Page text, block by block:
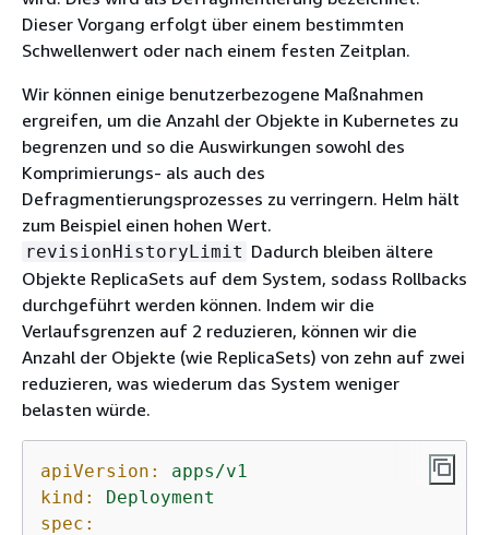
Dieser Vorgang erfolgt über einem bestimmten
Schwellenwert oder nach einem festen Zeitplan.
Wir können einige benutzerbezogene Maßnahmen
ergreifen, um die Anzahl der Objekte in Kubernetes zu
begrenzen und so die Auswirkungen sowohl des
Komprimierungs- als auch des
Defragmentierungsprozesses zu verringern. Helm hält
zum Beispiel einen hohen Wert.
revisionHistoryLimit Dadurch bleiben ältere
Objekte ReplicaSets auf dem System, sodass Rollbacks
durchgeführt werden können. Indem wir die
Verlaufsgrenzen auf 2 reduzieren, können wir die
Anzahl der Objekte (wie ReplicaSets) von zehn auf zwei
reduzieren, was wiederum das System weniger
belasten würde.
apiVersion:
apps/v1
kind:
Deployment
spec: